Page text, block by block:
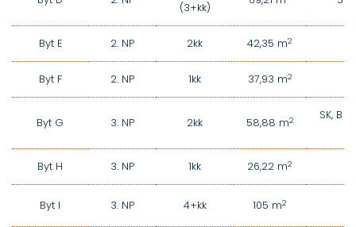
(3+kk)
Byt E 2. NP 2kk 42,35 m2
Byt F 2. NP 1kk 37,93 m2
Byt G 3. NP 2kk 58,88 m2 SK, B
Byt H 3. NP 1kk 26,22 m2
Byt I 3. NP 4+kk 105 m2